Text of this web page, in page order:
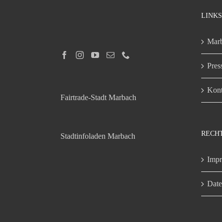
Fairtrade-Stadt Marbach
Stadtinfoladen Marbach
LINKS